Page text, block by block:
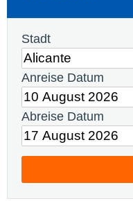
Stadt
Anreise Datum
Abreise Datum